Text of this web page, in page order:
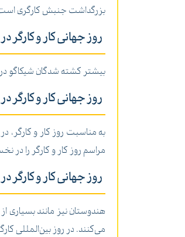
بزرگداشت جنبش کارگری است.
روز جهانی کار و کارگر
بیشتر کشته شدگان شیکاگو در سال 1886 آلمانی بودند، به همین دلیل حزب نازی آلمان در سال 1933 برای اولین بار روز اول ماه می را روز ملی
روز جهانی کار و کارگر در
به مناسبت روز کار و کارگر،
مراسم روز کار و کارگر را در
روز جهانی کار و کارگر
هندوستان نیز مانند بسیاری
می‌کنند. در روز بین‌المللی